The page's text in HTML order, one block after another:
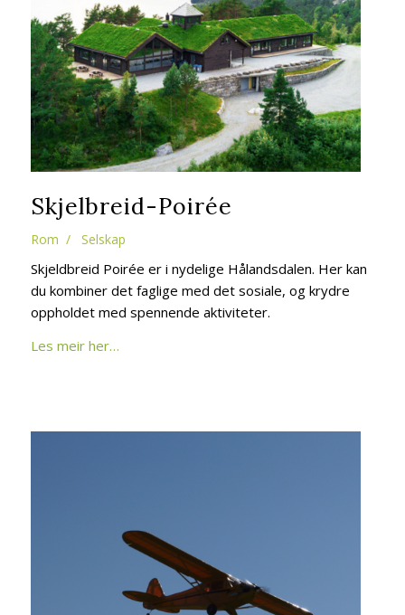
Skjelbreid-Poirée
Rom / Selskap
Skjeldbreid Poirée er i nydelige Hålandsdalen. Her kan
du kombiner det faglige med det sosiale, og krydre
oppholdet med spennende aktiviteter.
Les meir her…